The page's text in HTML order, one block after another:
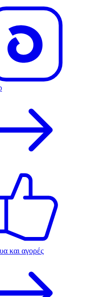
και αγορές